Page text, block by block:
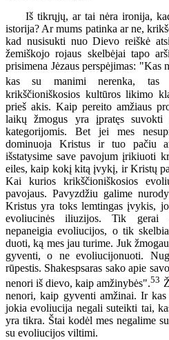
Iš tikrųjų, ar tai nėra ironija, kad
istorija? Ar mums patinka ar ne,
kad nusisukti nuo Dievo reiškė
žemiškojo rojaus skelbėjai tapo
prisimena Jėzaus perspėjimas: "Kas
kas su manimi nerenka, tas
krikščioniškosios kultūros likimo
prieš akis. Kaip pereito amžiaus
laikų žmogus yra įpratęs
kategorijomis. Bet jei mes
dominuoja Kristus ir tuo pačiu
išstatysime save pavojum įrikiuoti
eiles, kaip kokį kitą įvykį, ir Kristų
Kai kurios krikščioniškosios
pavojaus. Pavyzdžiu galime
Kristus yra toks lemtingas įvykis,
evoliucinės iliuzijos. Tik gerai
nepaneigia evoliucijos, o tik
duoti, ką mes jau turime. Juk
gyventi, o ne evoliucijonuoti.
rūpestis. Shakespsaras sako apie
nenori iš dievo, kaip amžinybės".53
nenori, kaip gyventi amžinai. Ir
jokia evoliucija negali suteikti tai,
yra tikra. Štai kodėl mes negalime
su evoliucijos viltimi.